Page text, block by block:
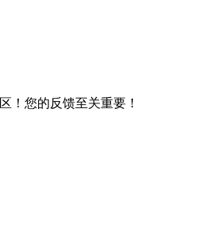
！您的反馈至关重要！